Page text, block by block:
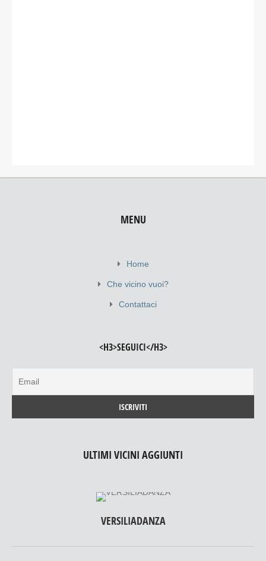
MENU
Home
Che vicino vuoi?
Contattaci
<H3>SEGUICI</H3>
ULTIMI VICINI AGGIUNTI
VERSILIADANZA